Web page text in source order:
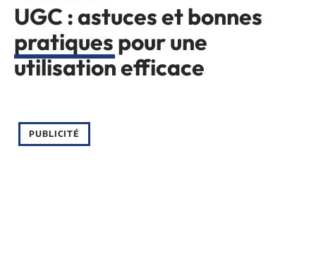
UGC : astuces et bonnes
pratiques pour une
utilisation efficace
PUBLICITÉ